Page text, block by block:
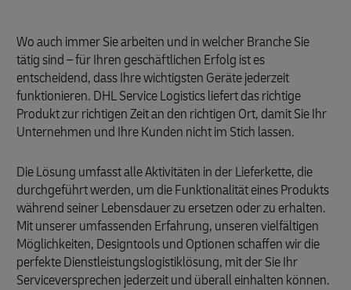
Wo auch immer Sie arbeiten und in welcher Branche Sie
tätig sind – für Ihren geschäftlichen Erfolg ist es
entscheidend, dass Ihre wichtigsten Geräte jederzeit
funktionieren. DHL Service Logistics liefert das richtige
Produkt zur richtigen Zeit an den richtigen Ort, damit Sie Ihr
Unternehmen und Ihre Kunden nicht im Stich lassen.
Die Lösung umfasst alle Aktivitäten in der Lieferkette, die
durchgeführt werden, um die Funktionalität eines Produkts
während seiner Lebensdauer zu ersetzen oder zu erhalten.
Mit unserer umfassenden Erfahrung, unseren vielfältigen
Möglichkeiten, Designtools und Optionen schaffen wir die
perfekte Dienstleistungslogistiklösung, mit der Sie Ihr
Serviceversprechen jederzeit und überall einhalten können.